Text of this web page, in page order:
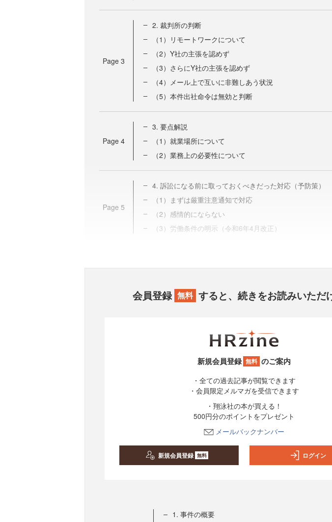
Page 3
2. 裁判所の判断
（1）リモートワークについて
（2）Y社の主張を認めず
（3）さらにY社の主張を認めず
（4）メール上で互いに非難しあう状況
（5）本件出社命令は無効と判断
Page 4
3. 要点解説
（1）就業場所について
（2）業務上の必要性について
Page 5
4. 訴訟になる前に取っておくべきだった対応（予防策）
（1）まずは厳重注意通知で対応
（2）感情的にならない
（3）労働条件の明示（令和6年4月改正）
会員登録 無料 すると、続きをお読みいただ
新規会員登録 無料 のご案内
・全ての過去記事が閲覧できます
・会員限定メルマガを受信できます
・翔泳社の本が買える！
500円分のポイントをプレゼント
メールバックナンバー
新規会員登録 無料 ログイン
1. 事件の概要